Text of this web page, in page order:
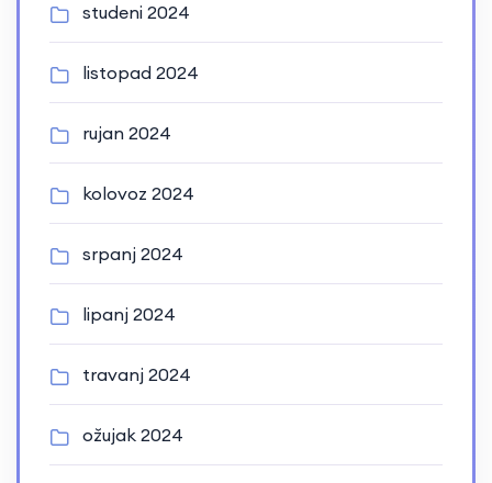
studeni 2024
listopad 2024
rujan 2024
kolovoz 2024
srpanj 2024
lipanj 2024
travanj 2024
ožujak 2024